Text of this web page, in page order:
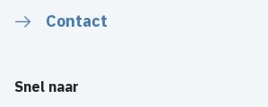
Contact
Snel naar